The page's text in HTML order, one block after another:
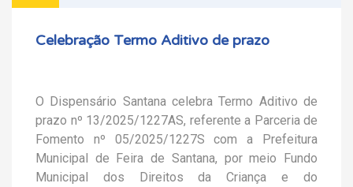
Celebração Termo Aditivo de prazo
O Dispensário Santana celebra Termo Aditivo de
prazo nº 13/2025/1227AS, referente a Parceria de
Fomento nº 05/2025/1227S com a Prefeitura
Municipal de Feira de Santana, por meio Fundo
Municipal dos Direitos da Criança e do